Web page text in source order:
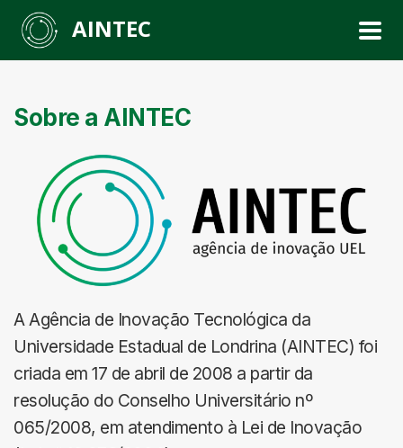
AINTEC
Sobre a AINTEC
A Agência de Inovação Tecnológica da
Universidade Estadual de Londrina (AINTEC) foi
criada em 17 de abril de 2008 a partir da
resolução do Conselho Universitário nº
065/2008, em atendimento à Lei de Inovação